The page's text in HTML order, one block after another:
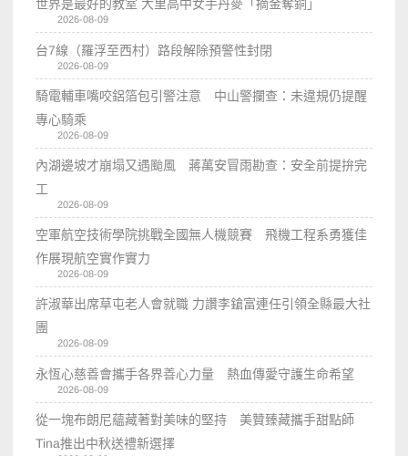
世界是最好的教室 大里高中女手丹麥「摘金奪銅」
2026-08-09
台7線（羅浮至西村）路段解除預警性封閉
2026-08-09
騎電輔車嘴咬鋁箔包引警注意 中山警攔查：未違規仍提醒
專心騎乘
2026-08-09
內湖邊坡才崩塌又遇颱風 蔣萬安冒雨勘查：安全前提拚完
工
2026-08-09
空軍航空技術學院挑戰全國無人機競賽 飛機工程系勇獲佳
作展現航空實作實力
2026-08-09
許淑華出席草屯老人會就職 力讚李鎗富連任引領全縣最大社
團
2026-08-09
永恆心慈善會攜手各界善心力量 熱血傳愛守護生命希望
2026-08-09
從一塊布朗尼蘊藏著對美味的堅持 美贊臻藏攜手甜點師
Tina推出中秋送禮新選擇